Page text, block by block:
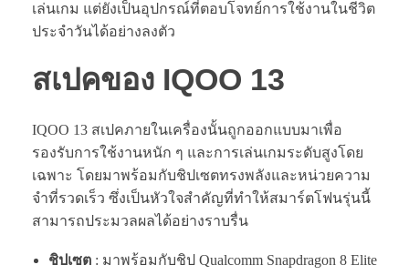
เล่นเกม แต่ยังเป็นอุปกรณ์ที่ตอบโจทย์การใช้งานในชีวิต
ประจำวันได้อย่างลงตัว
สเปคของ IQOO 13
IQOO 13 สเปคภายในเครื่องนั้นถูกออกแบบมาเพื่อ
รองรับการใช้งานหนัก ๆ และการเล่นเกมระดับสูงโดย
เฉพาะ โดยมาพร้อมกับชิปเซตทรงพลังและหน่วยความ
จำที่รวดเร็ว ซึ่งเป็นหัวใจสำคัญที่ทำให้สมาร์ตโฟนรุ่นนี้
สามารถประมวลผลได้อย่างราบรื่น
ชิปเซต : มาพร้อมกับชิป Qualcomm Snapdragon 8 Elite